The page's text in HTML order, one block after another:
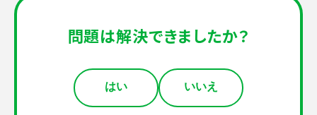
問題は解決できましたか？
はい いいえ